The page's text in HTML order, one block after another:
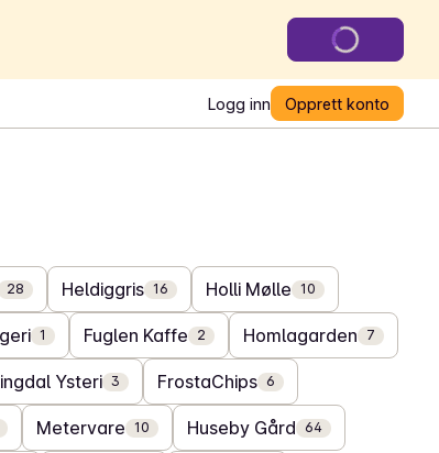
Logg inn Opprett konto
28 Heldiggris 16 Holli Mølle 10
1 Fuglen Kaffe 2 Homlagarden 7
Ysteri 3 FrostaChips 6
Metervare 10 Huseby Gård 64